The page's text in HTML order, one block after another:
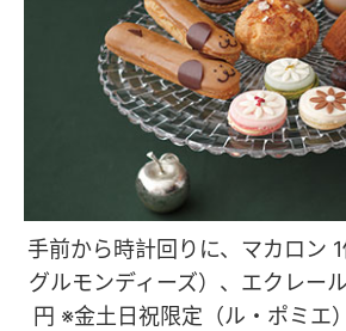
手前から時計回りに、マカロン
グルモンディーズ）、エクレー
円 ※金土日祝限定（ル・ポミエ